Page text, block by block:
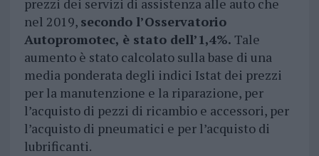
prezzi dei servizi di assistenza alle auto che
nel 2019, secondo l’Osservatorio
Autopromotec, è stato dell’1,4%. Tale
aumento è stato calcolato sulla base di una
media ponderata degli indici Istat dei prezzi
per la manutenzione e la riparazione, per
l’acquisto di pezzi di ricambio e accessori, per
l’acquisto di pneumatici e per l’acquisto di
lubrificanti.